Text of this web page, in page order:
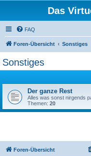
Das
FAQ
Foren-Übersicht Sonstiges
Sonstiges
Der ganze Rest
Alles was sonst nirgends
Themen: 20
Foren-Übersicht